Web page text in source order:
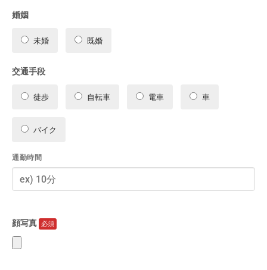
婚姻
未婚 既婚
交通手段
徒歩 自転車 電車 車
バイク
通勤時間
顔写真